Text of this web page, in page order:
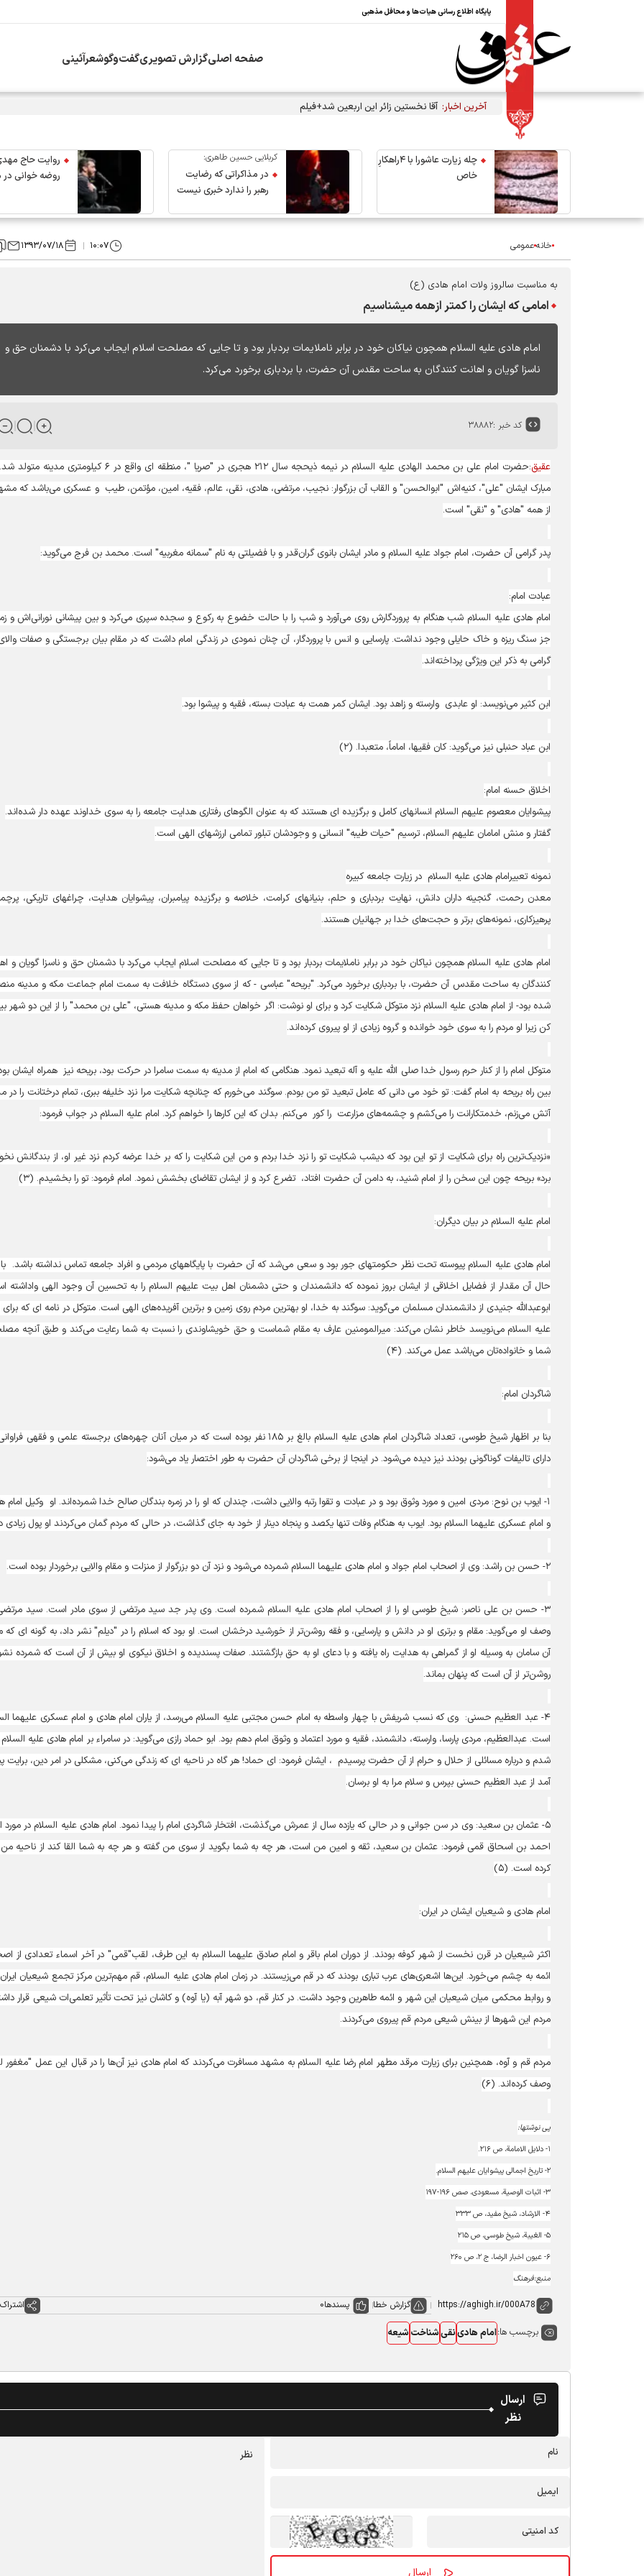
پایگاه اطلاع رسانی هیات‌ها و محافل مذهبی
صفحه اصلیگزارش تصویریگفت‌وگوشعرآئینی
آخرین اخبار: آقا نخستین زائر این اربعین شد+فیلم
چله زیارت عاشورا با ۴راهکارِ
خاص
کربلایی حسین طاهری:
در مذاکراتی که رضایت
رهبر را ندارد خبری نیست
روایت حاج
روضه خوانی
خانهعمومی ۱۰:۰۷ ۱۳۹۳/۰۷/۱۸
به مناسبت سالروز ولات امام هادی (ع)
امامی که ایشان را کمتر ازهمه میشناسیم
امام هادی علیه السلام همچون نیاکان خود در برابر ناملایمات بردبار بود و تا جایی که مصلحت اسلام ایجاب می‌کرد با دشمنان حق و
ناسزا گویان و اهانت کنندگان به ساحت مقدس آن حضرت، با بردباری برخورد می‌کرد.
کد خبر :۳۸۸۸۲
عقیق
:حضرت امام علی بن محمد الهادی علیه السلام در نیمه ذیحجه سال ۲۱۲ هجری در "صریا "، منطقه ای واقع در ۶ کیلومتری
مبارک ایشان "علی"، کنیه‌اش "ابوالحسن" و القاب آن بزرگوار: نجیب، مرتضی، هادی، نقی، عالم، فقیه، امین، مؤتمن، طیب و عسکری می‌باشد که
از همه "هادی" و "نقی" است.
پدر گرامی آن حضرت، امام جواد علیه السلام و مادر ایشان بانوی گران‌قدر و با فضیلتی به نام "سمانه مغربیه" است. محمد بن فرج می‌گوید:
عبادت امام:
امام هادی علیه السلام شب هنگام به پروردگارش روی می‌آورد و شب را با حالت خضوع به رکوع و سجده سپری می‌کرد و بین پیشانی نورانی‌اش و
جز سنگ ریزه و خاک حایلی وجود نداشت. پارسایی و انس با پروردگار، آن چنان نمودی در زندگی امام داشت که در مقام بیان برجستگی و صفات
گرامی به ذکر این ویژگی پرداخته‌اند.
ابن کثیر می‌نویسد: او عابدی وارسته و زاهد بود. ایشان کمر همت به عبادت بسته، فقیه و پیشوا بود.
ابن عباد حنبلی نیز می‌گوید: کان فقیها، اماماً، متعبدا. (۲)
اخلاق حسنه امام:
پیشوایان معصوم علیهم السلام انسانهای کامل و برگزیده ای هستند که به عنوان الگوهای رفتاری هدایت جامعه را به سوی خداوند عهده دار شده‌اند.
گفتار و منش امامان علیهم السلام، ترسیم "حیات طیبه" انسانی و وجودشان تبلور تمامی ارزشهای الهی است.
نمونه تعبیرامام هادی علیه السلام در زیارت جامعه کبیره
معدن رحمت، گنجینه داران دانش، نهایت بردباری و حلم، بنیانهای کرامت، خلاصه و برگزیده پیامبران، پیشوایان هدایت، چراغهای تاریکی،
پرهیزکاری، نمونه‌های برتر و حجت‌های خدا بر جهانیان هستند.
امام هادی علیه السلام همچون نیاکان خود در برابر ناملایمات بردبار بود و تا جایی که مصلحت اسلام ایجاب می‌کرد با دشمنان حق و ناسزا گویان و
کنندگان به ساحت مقدس آن حضرت، با بردباری برخورد می‌کرد. "بریحه" عباسی - که از سوی دستگاه خلافت به سمت امام جماعت مکه و مدینه
شده بود- از امام هادی علیه السلام نزد متوکل شکایت کرد و برای او نوشت: اگر خواهان حفظ مکه و مدینه هستی، "علی بن محمد" را از این دو شهر
کن زیرا او مردم را به سوی خود خوانده و گروه زیادی از او پیروی کرده‌اند.
متوکل امام را از کنار حرم رسول خدا صلی الله علیه و آله تبعید نمود. هنگامی که امام از مدینه به سمت سامرا در حرکت بود، بریحه نیز همراه ایشان
بین راه بریحه به امام گفت: تو خود می دانی که عامل تبعید تو من بودم. سوگند می‌خورم که چنانچه شکایت مرا نزد خلیفه ببری، تمام درختانت را در
آتش می‌زنم، خدمتکارانت را می‌کشم و چشمه‌های مزارعت را کور می‌کنم. بدان که این کارها را خواهم کرد. امام علیه السلام در جواب فرمود:
«نزدیک‌ترین راه برای شکایت از تو این بود که دیشب شکایت تو را نزد خدا بردم و من این شکایت را که بر خدا عرضه کردم نزد غیر او، از بندگانش
برد» بریحه چون این سخن را از امام شنید، به دامن آن حضرت افتاد، تضرع کرد و از ایشان تقاضای بخشش نمود. امام فرمود: تو را بخشیدم. (۳)
امام علیه السلام در بیان دیگران:
امام هادی علیه السلام پیوسته تحت نظر حکومتهای جور بود و سعی می‌شد که آن حضرت با پایگاههای مردمی و افراد جامعه تماس نداشته باشد. با
حال آن مقدار از فضایل اخلاقی از ایشان بروز نموده که دانشمندان و حتی دشمنان اهل بیت علیهم السلام را به تحسین آن وجود الهی واداشته
ابوعبدالله جنیدی از دانشمندان مسلمان می‌گوید: سوگند به خدا، او بهترین مردم روی زمین و برترین آفریده‌های الهی است. متوکل در نامه ای که برای
علیه السلام می‌نویسد خاطر نشان می‌کند: میرالمومنین عارف به مقام شماست و حق خویشاوندی را نسبت به شما رعایت می‌کند و طبق آنچه
شما و خانواده‌تان می‌باشد عمل می‌کند. (۴)
شاگردان امام:
بنا بر اظهار شیخ طوسی، تعداد شاگردان امام هادی علیه السلام بالغ بر ۱۸۵ نفر بوده است که در میان آنان چهره‌های برجسته علمی و فقهی
دارای تالیفات گوناگونی بودند نیز دیده می‌شود. در اینجا از برخی شاگردان آن حضرت به طور اختصار یاد می‌شود:
۱- ایوب بن نوح: مردی امین و مورد وثوق بود و در عبادت و تقوا رتبه والایی داشت، چندان که او را در زمره بندگان صالح خدا شمرده‌اند. او وکیل امام
و امام عسکری علیهما السلام بود. ایوب به هنگام وفات تنها یکصد و پنجاه دینار از خود به جای گذاشت، در حالی که مردم گمان می‌کردند او پول زیادی
۲- حسن بن راشد: وی از اصحاب امام جواد و امام هادی علیهما السلام شمرده می‌شود و نزد آن دو بزرگوار از منزلت و مقام والایی برخوردار بوده است.
۳- حسن بن علی ناصر: شیخ طوسی او را از اصحاب امام هادی علیه السلام شمرده است. وی پدر جد سید مرتضی از سوی مادر است. سید
وصف او می‌گوید: مقام و برتری او در دانش و پارسایی، و فقه روشن‌تر از خورشید درخشان است. او بود که اسلام را در "دیلم" نشر داد، به گونه ای که
آن سامان به وسیله او از گمراهی به هدایت راه یافته و با دعای او به حق بازگشتند. صفات پسندیده و اخلاق نیکوی او بیش از آن است که شمرده
روشن‌تر از آن است که پنهان بماند.
۴- عبد العظیم حسنی: وی که نسب شریفش با چهار واسطه به امام حسن مجتبی علیه السلام می‌رسد، از یاران امام هادی و امام عسکری علیهما
است. عبدالعظیم، مردی پارسا، وارسته، دانشمند، فقیه و مورد اعتماد و وثوق امام دهم بود. ابو حماد رازی می‌گوید: در سامراء بر امام هادی علیه السلام
شدم و درباره مسائلی از حلال و حرام از آن حضرت پرسیدم ، ایشان فرمود: ای حماد! هر گاه در ناحیه ای که زندگی می‌کنی، مشکلی در امر دین،
آمد از عبد العظیم حسنی بپرس و سلام مرا به او برسان.
۵- عثمان بن سعید: وی در سن جوانی و در حالی که یازده سال از عمرش می‌گذشت، افتخار شاگردی امام را پیدا نمود. امام هادی علیه السلام در مورد
احمد بن اسحاق قمی فرمود: عثمان بن سعید، ثقه و امین من است، هر چه به شما بگوید از سوی من گفته و هر چه به شما القا کند از ناحیه من
کرده است. (۵)
امام هادی و شیعیان ایشان در ایران:
اکثر شیعیان در قرن نخست از شهر کوفه بودند. از دوران امام باقر و امام صادق علیهما السلام به این طرف، لقب"قمی" در آخر اسماء تعدادی از
ائمه به چشم می‌خورد. این‌ها اشعری‌های عرب تباری بودند که در قم می‌زیستند. در زمان امام هادی علیه السلام، قم مهم‌ترین مرکز تجمع شیعیان
و روابط محکمی میان شیعیان این شهر و ائمه طاهرین وجود داشت. در کنار قم، دو شهر آبه (یا آوه) و کاشان نیز تحت تأثیر تعلمی‌ات شیعی قرار
مردم این شهرها از بینش شیعی مردم قم پیروی می‌کردند.
مردم قم و آوه، همچنین برای زیارت مرقد مطهر امام رضا علیه السلام به مشهد مسافرت می‌کردند که امام هادی نیز آن‌ها را در قبال این عمل "مغفور
وصف کرده‌اند. (۶)
پی نوشتها:
۱- دلایل الامامة، ص ۲۱۶.
۲- تاریخ اجمالی پیشوایان علیهم السلام.
۳- اثبات الوصیة، مسعودی، صص ۱۹۶-۱۹۷
۴- الارشاد، شیخ مفید، ص ۳۳۳
۵- الغیبة، شیخ طوسی، ص ۲۱۵
۶- عیون اخبار الرضا، ج ۲، ص ۲۶۰
منبع:فرهنگ
گزارش خطا پسندها0
برچسب ها:امام هادینقیشناخت شیعه
ارسال
نظر